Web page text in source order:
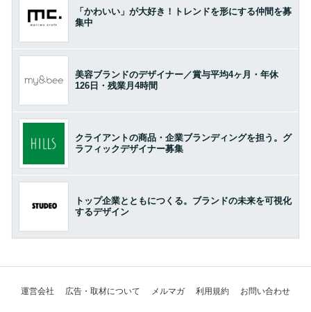
「かわいい」が大好き！トレンドを形にする仲間を募
集中
美容ブランドのデザイナー／賞与平均4ヶ月・年休
126日・残業月4時間
クライアントの商品・企業ブランディングを担う。グ
ラフィックデザイナー募集
トップ企業とともにつくる。ブランドの未来を可視化
するデザイン
運営会社 広告・取材について メルマガ 利用規約 お問い合わせ